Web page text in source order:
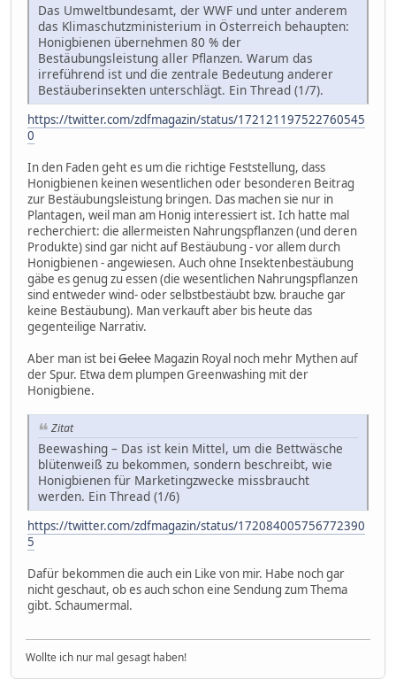
Das Umweltbundesamt, der WWF und unter anderem
das Klimaschutzministerium in Österreich behaupten:
Honigbienen übernehmen 80 % der
Bestäubungsleistung aller Pflanzen. Warum das
irreführend ist und die zentrale Bedeutung anderer
Bestäuberinsekten unterschlägt. Ein Thread (1/7).
https://twitter.com/zdfmagazin/status/172121197522760545
0
In den Faden geht es um die richtige Feststellung, dass
Honigbienen keinen wesentlichen oder besonderen Beitrag
zur Bestäubungsleistung bringen. Das machen sie nur in
Plantagen, weil man am Honig interessiert ist. Ich hatte mal
recherchiert: die allermeisten Nahrungspflanzen (und deren
Produkte) sind gar nicht auf Bestäubung - vor allem durch
Honigbienen - angewiesen. Auch ohne Insektenbestäubung
gäbe es genug zu essen (die wesentlichen Nahrungspflanzen
sind entweder wind- oder selbstbestäubt bzw. brauche gar
keine Bestäubung). Man verkauft aber bis heute das
gegenteilige Narrativ.
Aber man ist beiGelee Magazin Royal noch mehr Mythen auf
der Spur. Etwa dem plumpen Greenwashing mit der
Honigbiene.
Zitat
Beewashing – Das ist kein Mittel, um die Bettwäsche
blütenweiß zu bekommen, sondern beschreibt, wie
Honigbienen für Marketingzwecke missbraucht
werden. Ein Thread (1/6)
https://twitter.com/zdfmagazin/status/172084005756772390
5
Dafür bekommen die auch ein Like von mir. Habe noch gar
nicht geschaut, ob es auch schon eine Sendung zum Thema
gibt. Schaumermal.
Wollte ich nur mal gesagt haben!